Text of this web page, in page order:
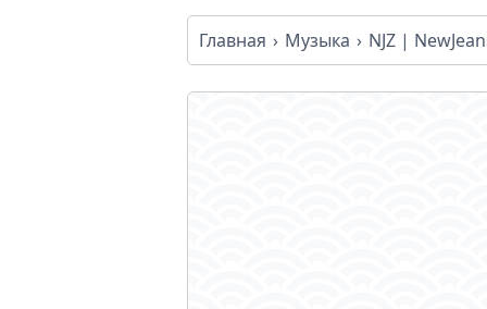
Главная Музыка NJZ |